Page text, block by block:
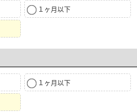
１ヶ月以下
１ヶ月以下